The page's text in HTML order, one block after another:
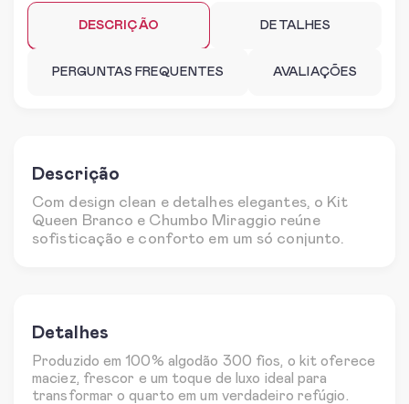
DESCRIÇÃO DETALHES
PERGUNTAS FREQUENTES AVALIAÇÕES
Descrição
Com design clean e detalhes elegantes, o Kit
Queen Branco e Chumbo Miraggio reúne
sofisticação e conforto em um só conjunto.
Detalhes
Produzido em 100% algodão 300 fios, o kit oferece
maciez, frescor e um toque de luxo ideal para
transformar o quarto em um verdadeiro refúgio.